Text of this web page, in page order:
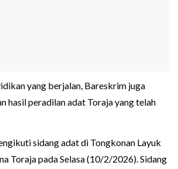
yang berjalan, Bareskrim juga
hasil peradilan adat Toraja yang telah
sidang adat di Tongkonan Layuk
Toraja pada Selasa (10/2/2026). Sidang